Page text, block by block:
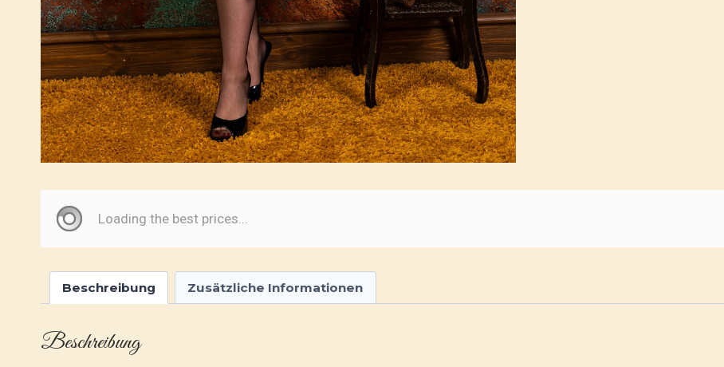
Beschreibung Zusätzliche Informationen
Beschreibung